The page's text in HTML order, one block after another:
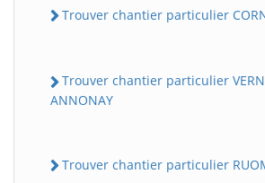
Trouver chantier particulier
Trouver chantier particulier
ANNONAY
Trouver chantier particulier